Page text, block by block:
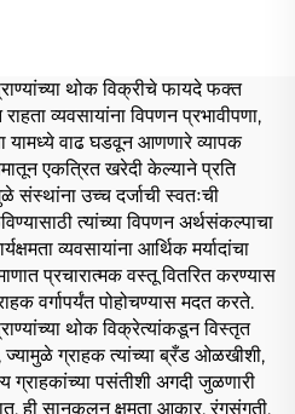
थोक विक्रीचे फायदे फक्त
व्यवसायांना विपणन प्रभावीपणा,
वाढ घडवून आणणारे व्यापक
एकत्रित खरेदी केल्याने प्रति
संस्थांना उच्च दर्जाची स्वतःची
त्यांच्या विपणन अर्थसंकल्पाचा
व्यवसायांना आर्थिक मर्यादांचा
प्रचारात्मक वस्तू वितरित करण्यास
वर्गापर्यंत पोहोचण्यास मदत करते.
थोक विक्रेत्यांकडून विस्तृत
ग्राहक त्यांच्या ब्रँड ओळखीशी,
ग्राहकांच्या पसंतीशी अगदी जुळणारी
ही सानुकूलन क्षमता आकार, रंगसंगती,